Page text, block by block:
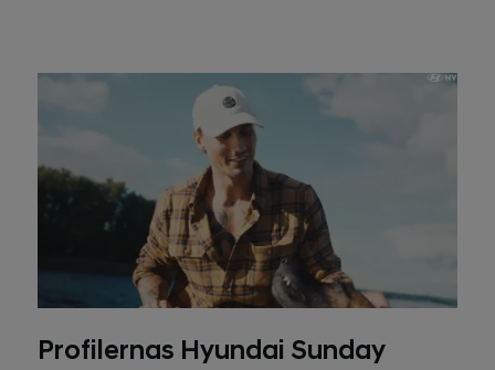
Profilernas Hyundai Sunday